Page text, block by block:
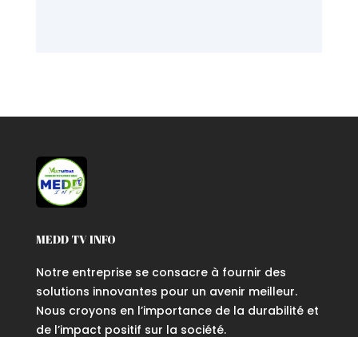
MEDD TV INFO
Notre entreprise se consacre à fournir des
solutions innovantes pour un avenir meilleur.
Nous croyons en l’importance de la durabilité et
de l’impact positif sur la société.